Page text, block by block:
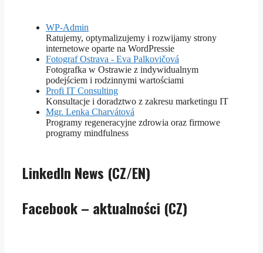
WP-Admin
Ratujemy, optymalizujemy i rozwijamy strony
internetowe oparte na WordPressie
Fotograf Ostrava - Eva Palkovičová
Fotografka w Ostrawie z indywidualnym
podejściem i rodzinnymi wartościami
Profi IT Consulting
Konsultacje i doradztwo z zakresu marketingu IT
Mgr. Lenka Charvátová
Programy regeneracyjne zdrowia oraz firmowe
programy mindfulness
LinkedIn News (CZ/EN)
Facebook – aktualności (CZ)